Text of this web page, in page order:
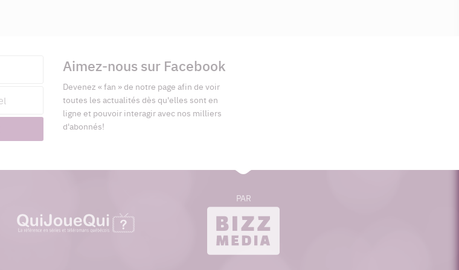
Aimez-nous sur Facebook
Devenez « fan » de notre page afin de voir
toutes les actualités dès qu'elles sont en
ligne et pouvoir interagir avec nos milliers
d'abonnés!
quijouequi.com
bizzmedia.ca
PAR